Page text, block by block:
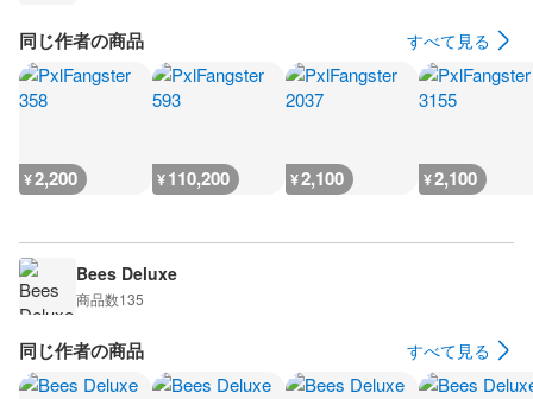
同じ作者の商品 すべて見る
¥2,200 ¥110,200 ¥2,100 ¥2,100
Bees Deluxe
商品数135
同じ作者の商品 すべて見る